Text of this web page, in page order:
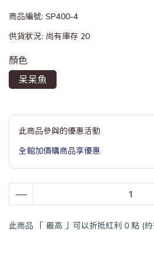
商品編號: SP400-4
供貨狀況: 尚有庫存 20
顏色
呆呆魚
此商品參與的優惠活動
全館加價購商品享優惠
此商品 「 最高 」可以折抵紅利 0 點 (